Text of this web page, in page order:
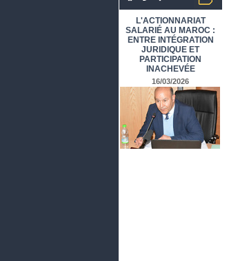
L'ACTIONNARIAT
SALARIÉ AU MAROC :
ENTRE INTÉGRATION
JURIDIQUE ET
PARTICIPATION
INACHEVÉE
16/03/2026